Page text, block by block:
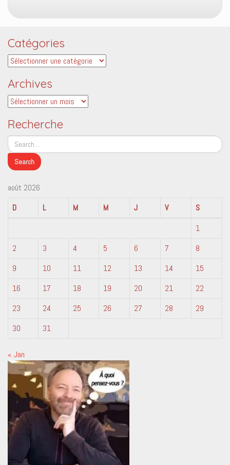
Catégories
Catégories
Archives
Archives
Recherche
août 2026
D
L M M J V
S
1
2
3 4 5 6 7
8
9
10 11 12 13 14
15
16
17 18 19 20 21
22
23
24 25 26 27 28
29
30
31
« Jan